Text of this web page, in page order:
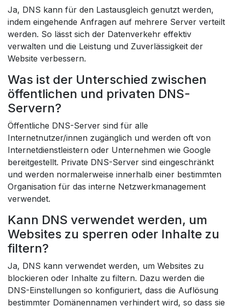
Ja, DNS kann für den Lastausgleich genutzt werden,
indem eingehende Anfragen auf mehrere Server verteilt
werden. So lässt sich der Datenverkehr effektiv
verwalten und die Leistung und Zuverlässigkeit der
Website verbessern.
Was ist der Unterschied zwischen
öffentlichen und privaten DNS-
Servern?
Öffentliche DNS-Server sind für alle
Internetnutzer/innen zugänglich und werden oft von
Internetdienstleistern oder Unternehmen wie Google
bereitgestellt. Private DNS-Server sind eingeschränkt
und werden normalerweise innerhalb einer bestimmten
Organisation für das interne Netzwerkmanagement
verwendet.
Kann DNS verwendet werden, um
Websites zu sperren oder Inhalte zu
filtern?
Ja, DNS kann verwendet werden, um Websites zu
blockieren oder Inhalte zu filtern. Dazu werden die
DNS-Einstellungen so konfiguriert, dass die Auflösung
bestimmter Domänennamen verhindert wird, so dass sie